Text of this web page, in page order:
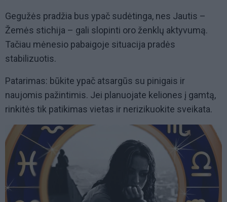
Gegužės pradžia bus ypač sudėtinga, nes Jautis –
Žemės stichija – gali slopinti oro ženklų aktyvumą.
Tačiau mėnesio pabaigoje situacija pradės
stabilizuotis.
Patarimas: būkite ypač atsargūs su pinigais ir
naujomis pažintimis. Jei planuojate keliones į gamtą,
rinkitės tik patikimas vietas ir nerizikuokite sveikata.